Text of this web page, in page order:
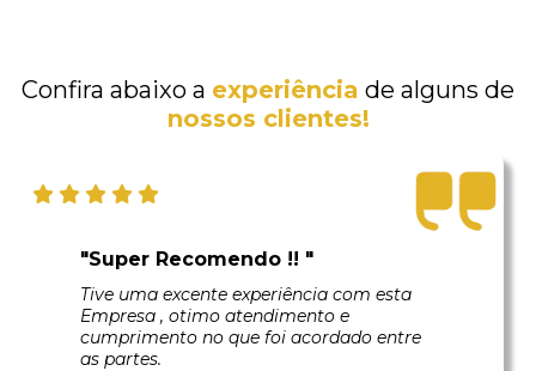
Confira abaixo a experiência de alguns de
nossos clientes!
"Super Recomendo !! "
Tive uma excente experiência com esta
Empresa , otimo atendimento e
cumprimento no que foi acordado entre
as partes.